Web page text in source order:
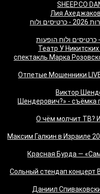
SHEEP.CO
Лия
משופן ועד AC/DC - מופע פסנתר לאור נרות 2026 - כרטיסים ולוח
"Театр У
спектакль Марка
Отпетые Мошенники
Виктор
Шендерович?» - съёмка
«О чём молчит ТВ?
Максим Галкин в Израиле
Красная Бурда —
"Сольный стендап
"Даниил